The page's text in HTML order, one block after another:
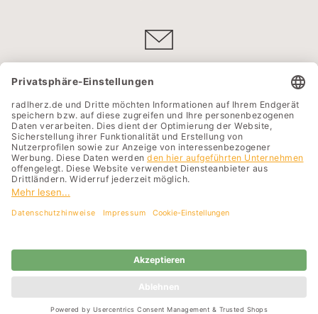
Kontakt
Standort
Unternehmen
Karriere
Compliance
Barrierefreiheitserklärung
Sitemap